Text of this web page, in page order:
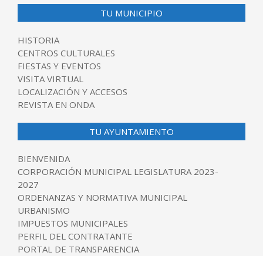
TU MUNICIPIO
HISTORIA
CENTROS CULTURALES
FIESTAS Y EVENTOS
VISITA VIRTUAL
LOCALIZACIÓN Y ACCESOS
REVISTA EN ONDA
TU AYUNTAMIENTO
BIENVENIDA
CORPORACIÓN MUNICIPAL LEGISLATURA 2023-
2027
ORDENANZAS Y NORMATIVA MUNICIPAL
URBANISMO
IMPUESTOS MUNICIPALES
PERFIL DEL CONTRATANTE
PORTAL DE TRANSPARENCIA